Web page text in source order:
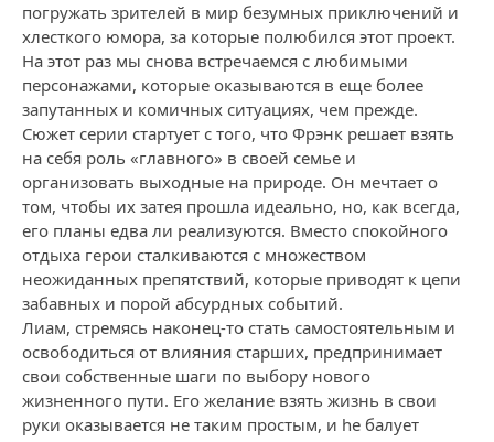
погружать зрителей в мир безумных приключений и
хлесткого юмора, за которые полюбился этот проект.
На этот раз мы снова встречаемся с любимыми
персонажами, которые оказываются в еще более
запутанных и комичных ситуациях, чем прежде.
Сюжет серии стартует с того, что Фрэнк решает взять
на себя роль «главного» в своей семье и
организовать выходные на природе. Он мечтает о
том, чтобы их затея прошла идеально, но, как всегда,
его планы едва ли реализуются. Вместо спокойного
отдыха герои сталкиваются с множеством
неожиданных препятствий, которые приводят к цепи
забавных и порой абсурдных событий.
Лиам, стремясь наконец-то стать самостоятельным и
освободиться от влияния старших, предпринимает
свои собственные шаги по выбору нового
жизненного пути. Его желание взять жизнь в свои
руки оказывается не таким простым, и he балует